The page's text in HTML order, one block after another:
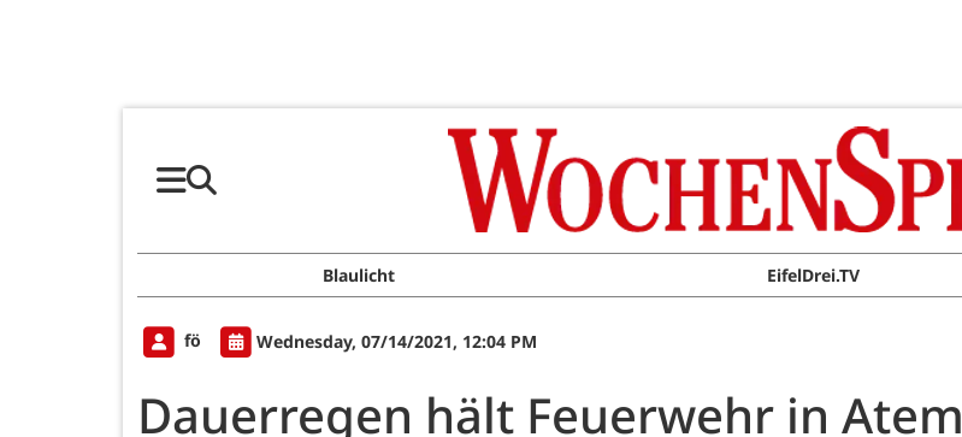
Blaulicht EifelDrei.TV
fö Wednesday, 07/14/2021, 12:04 PM
Dauerregen hält Feuerwehr in Atem